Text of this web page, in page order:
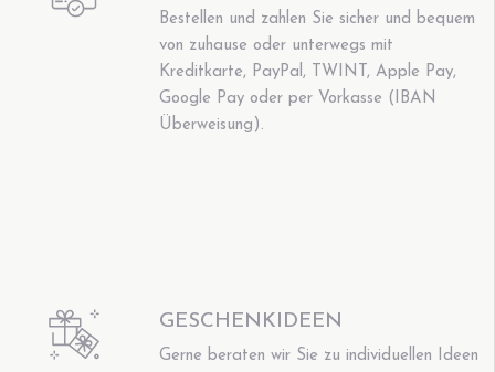
Bestellen und zahlen Sie sicher und bequem
von zuhause oder unterwegs mit
Kreditkarte, PayPal, TWINT, Apple Pay,
Google Pay oder per Vorkasse (IBAN
Überweisung).
GESCHENKIDEEN
Gerne beraten wir Sie zu individuellen Ideen